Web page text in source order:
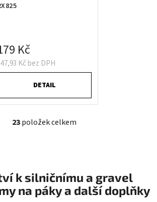
Kč bez DPH
Kč
DETAIL
O
d
a
c
23položek celkem
k silničnímu a gravel
na páky a další doplňky